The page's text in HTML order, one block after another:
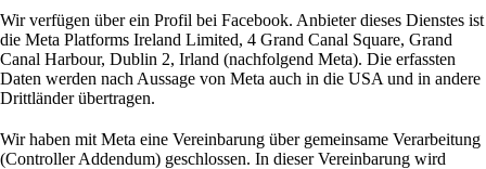
Wir verfügen über ein Profil bei Facebook. Anbieter dieses Dienstes ist
die Meta Platforms Ireland Limited, 4 Grand Canal Square, Grand
Canal Harbour, Dublin 2, Irland (nachfolgend Meta). Die erfassten
Daten werden nach Aussage von Meta auch in die USA und in andere
Drittländer übertragen.
Wir haben mit Meta eine Vereinbarung über gemeinsame Verarbeitung
(Controller Addendum) geschlossen. In dieser Vereinbarung wird